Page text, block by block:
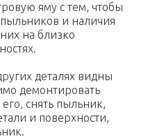
яму с тем, чтобы
и наличия
на близко
деталях видны
демонтировать
снять пыльник,
и поверхности,